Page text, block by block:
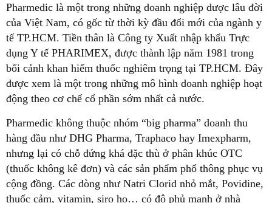
Pharmedic là một trong những doanh nghiệp dược lâu đời
của Việt Nam, có gốc từ thời kỳ đầu đổi mới của ngành y
tế TP.HCM. Tiền thân là Công ty Xuất nhập khẩu Trực
dụng Y tế PHARIMEX, được thành lập năm 1981 trong
bối cảnh khan hiếm thuốc nghiêm trọng tại TP.HCM. Đây
được xem là một trong những mô hình doanh nghiệp hoạt
động theo cơ chế cổ phần sớm nhất cả nước.
Pharmedic không thuộc nhóm “big pharma” doanh thu
hàng đầu như DHG Pharma, Traphaco hay Imexpharm,
nhưng lại có chỗ đứng khá đặc thù ở phân khúc OTC
(thuốc không kê đơn) và các sản phẩm phổ thông phục vụ
cộng đồng. Các dòng như Natri Clorid nhỏ mắt, Povidine,
thuốc cảm, vitamin, siro ho… có độ phủ mạnh ở nhà